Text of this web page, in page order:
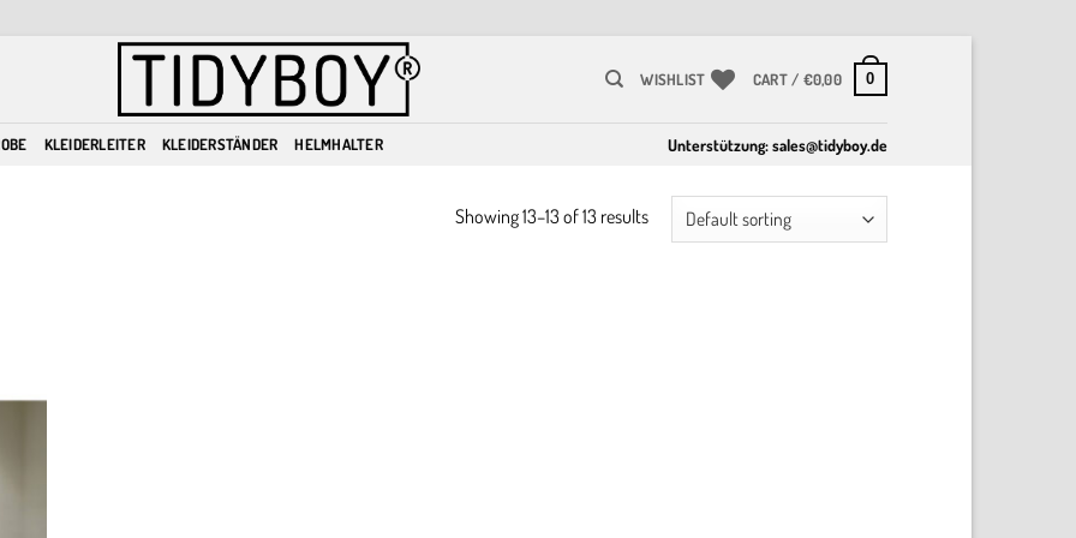
WISHLIST CART / €0,00 0
KLEIDERLEITER KLEIDERSTÄNDER HELMHALTER Unterstützung:sales@tidyboy.de
Showing 13–13 of 13 results